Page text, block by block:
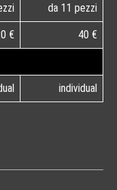
da 11 pezzi
€ 40 €
individual